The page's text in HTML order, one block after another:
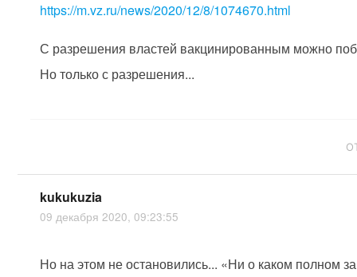
https://m.vz.ru/news/2020/12/8/1074670.html
С разрешения властей вакцинированным можно
Но только с разрешения...
kukukuzia
09 декабря 2020, 09:23:55
Но на этом не остановились... «Ни о каком полном